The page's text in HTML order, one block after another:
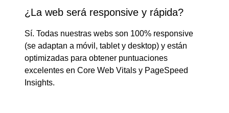
¿La web será responsive y rápida?
Sí. Todas nuestras webs son 100% responsive
(se adaptan a móvil, tablet y desktop) y están
optimizadas para obtener puntuaciones
excelentes en Core Web Vitals y PageSpeed
Insights.